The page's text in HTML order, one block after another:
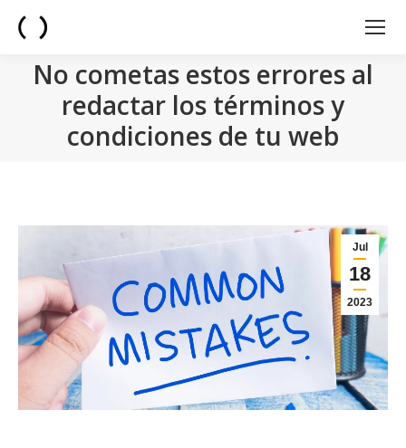
No cometas estos errores al
redactar los términos y
condiciones de tu web
Jul
18
2023